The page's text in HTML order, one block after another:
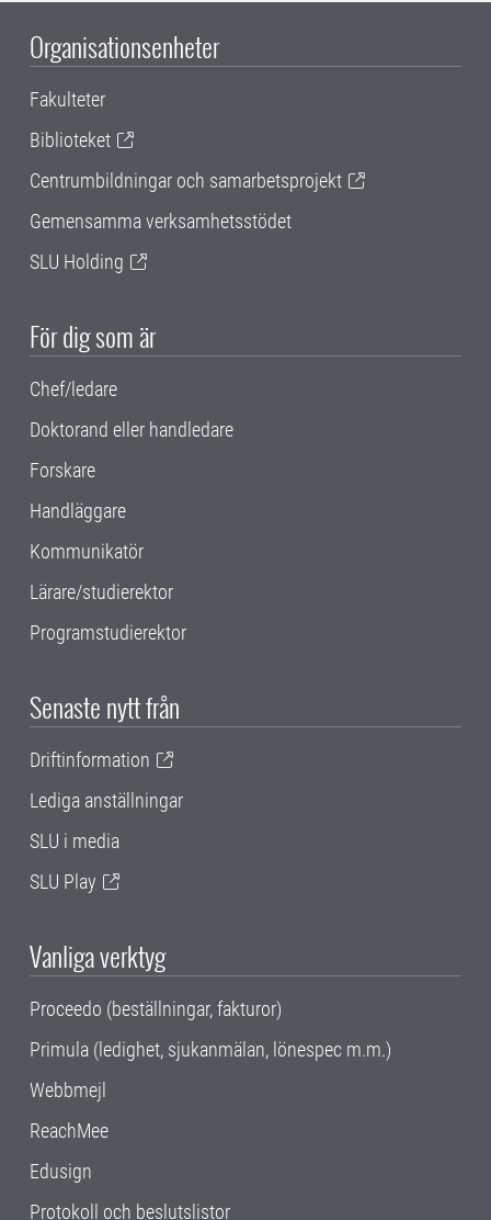
Organisationsenheter
Fakulteter
Biblioteket
Centrumbildningar och samarbetsprojekt
Gemensamma verksamhetsstödet
SLU Holding
För dig som är
Chef/ledare
Doktorand eller handledare
Forskare
Handläggare
Kommunikatör
Lärare/studierektor
Programstudierektor
Senaste nytt från
Driftinformation
Lediga anställningar
SLU i media
SLU Play
Vanliga verktyg
Proceedo (beställningar, fakturor)
Primula (ledighet, sjukanmälan, lönespec m.m.)
Webbmejl
ReachMee
Edusign
Protokoll och beslutslistor